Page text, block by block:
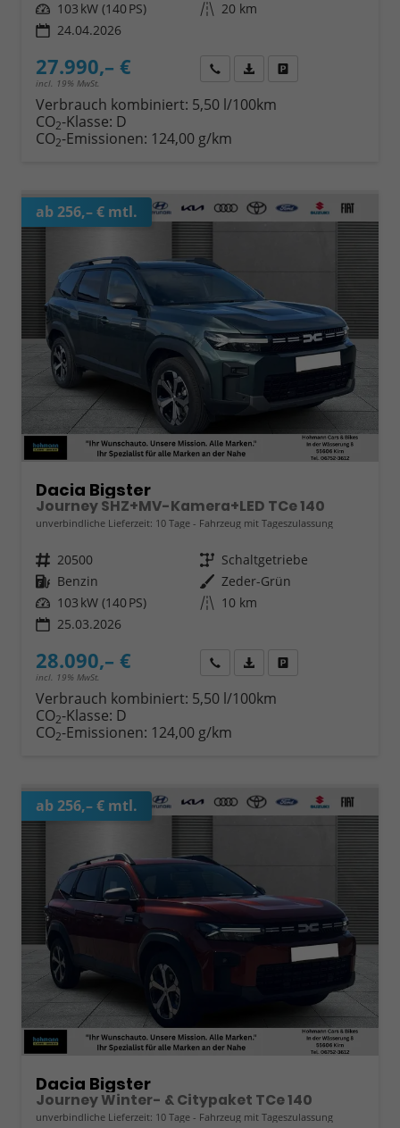
Leistung 103 kW (140 PS) Kilometerstand 20 km
24.04.2026
27.990,– €
incl. 19% MwSt.
Wir rufen Sie anFahrzeugexposé (PDF)
Verbrauch kombiniert: 5,50 l/100km
CO2-Klasse: D
CO2-Emissionen: 124,00 g/km
ab 256,– € mtl.
Dacia Bigster
Journey SHZ+MV-Kamera+LED TCe 140
unverbindliche Lieferzeit: 10 Tage Fahrzeug mit Tageszulassung
Fahrzeugnr. 20500 Getriebe Schaltgetriebe
Kraftstoff Benzin Außenfarbe Zeder-Grün
Leistung 103 kW (140 PS) Kilometerstand 10 km
25.03.2026
28.090,– €
incl. 19% MwSt.
Wir rufen Sie anFahrzeugexposé (PDF)
Verbrauch kombiniert: 5,50 l/100km
CO2-Klasse: D
CO2-Emissionen: 124,00 g/km
ab 256,– € mtl.
Dacia Bigster
Journey Winter- & Citypaket TCe 140
unverbindliche Lieferzeit: 10 Tage Fahrzeug mit Tageszulassung